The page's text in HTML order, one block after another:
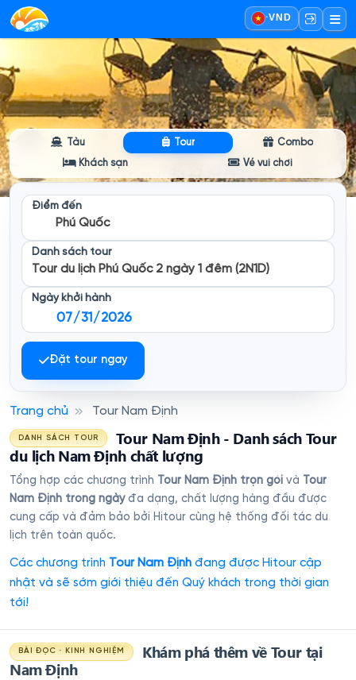
·VND
Tàu Tour Combo
Khách sạn Vé vui chơi
Điểm đến
Phú Quốc
Danh sách tour
Tour du lịch Phú Quốc 2 ngày 1 đêm (2N1D)
Ngày khởi hành
Đặt tour ngay
Trang chủ Tour Nam Định
DANH SÁCH TOUR
Tour Nam Định - Danh sách Tour
du lịch Nam Định chất lượng
Tổng hợp các chương trình Tour Nam Định trọn gói và Tour
Nam Định trong ngàyđa dạng, chất lượng hàng đầu được
cung cấp và đảm bảo bởi Hitour cùng hệ thống đối tác du
lịch trên toàn quốc.
Các chương trình Tour Nam Định đang được Hitour cập
nhật và sẽ sớm giới thiệu đến Quý khách trong thời gian
tới!
BÀI ĐỌC · KINH NGHIỆM
Khám phá thêm về Tour tại
Nam Định